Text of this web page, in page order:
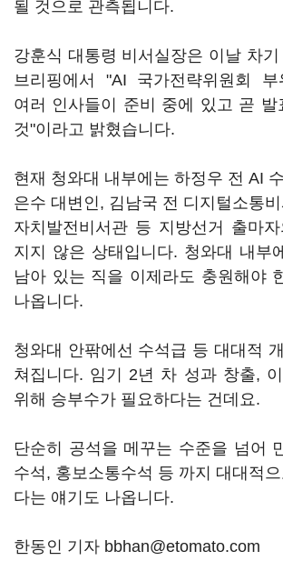
될 것으로 관측됩니다.
강훈식 대통령 비서실장은 이날 차
브리핑에서 "AI 국가전략위원회 부
여러 인사들이 준비 중에 있고 곧 발
것"이라고 밝혔습니다.
현재 청와대 내부에는 하정우 전 AI
은수 대변인, 김남국 전 디지털소통
자치발전비서관 등 지방선거 출마
지지 않은 상태입니다. 청와대 내부
남아 있는 직을 이제라도 충원해야
나옵니다.
청와대 안팎에선 수석급 등 대대적
쳐집니다. 임기 2년 차 성과 창출,
위해 승부수가 필요하다는 건데요.
단순히 공석을 메꾸는 수준을 넘어
수석, 홍보소통수석 등 까지 대대적
다는 얘기도 나옵니다.
한동인 기자 bbhan@etomato.com